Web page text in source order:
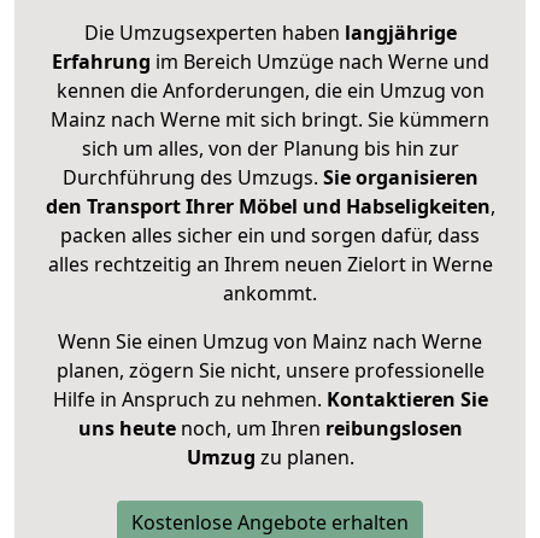
Die Umzugsexperten haben langjährige
Erfahrung im Bereich Umzüge nach Werne und
kennen die Anforderungen, die ein Umzug von
Mainz nach Werne mit sich bringt. Sie kümmern
sich um alles, von der Planung bis hin zur
Durchführung des Umzugs. Sie organisieren
den Transport Ihrer Möbel und Habseligkeiten,
packen alles sicher ein und sorgen dafür, dass
alles rechtzeitig an Ihrem neuen Zielort in Werne
ankommt.
Wenn Sie einen Umzug von Mainz nach Werne
planen, zögern Sie nicht, unsere professionelle
Hilfe in Anspruch zu nehmen. Kontaktieren Sie
uns heutenoch, um Ihren reibungslosen
Umzug zu planen.
Kostenlose Angebote erhalten